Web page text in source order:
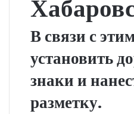
В связи с
установить
знаки и
разметку.